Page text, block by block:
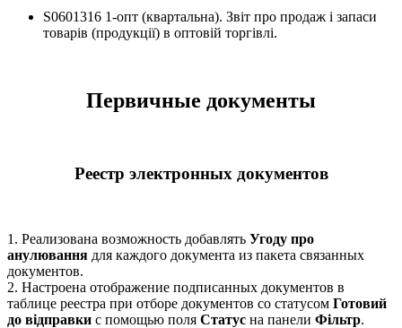
S0601316 1-опт (квартальна). Звіт про продаж і запаси
товарів (продукції) в оптовій торгівлі.
Первичные документы
Реестр электронных документов
1. Реализована возможность добавлять Угоду про
анулювання для каждого документа из пакета связанных
документов.
2. Настроена отображение подписанных документов в
таблице реестра при отборе документов со статусом Готовий
до відправки с помощью поля Статус на панели Фільтр.